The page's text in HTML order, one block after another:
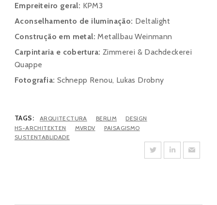
Empreiteiro geral: KPM3
Aconselhamento de iluminação: Deltalight
Construção em metal: Metallbau Weinmann
Carpintaria e cobertura: Zimmerei & Dachdeckerei
Quappe
Fotografia: Schnepp Renou, Lukas Drobny
TAGS: ARQUITECTURA BERLIM
DESIGN
HS-ARCHITEKTEN
MVRDV
PAISAGISMO
SUSTENTABLIDADE